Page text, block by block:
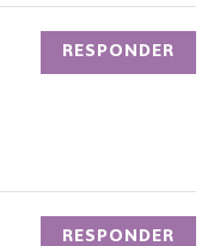
RESPONDER
RESPONDER